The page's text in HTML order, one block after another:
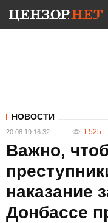
НОВОСТИ
20.08.19 16:32 1 525
Важно,
наказание
Донбассе